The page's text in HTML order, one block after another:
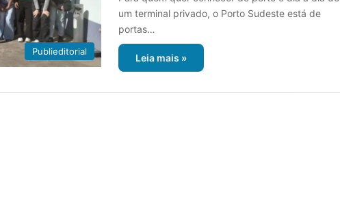
Publieditorial
um terminal privado, o Porto Sudeste está de
portas…
Leia mais »